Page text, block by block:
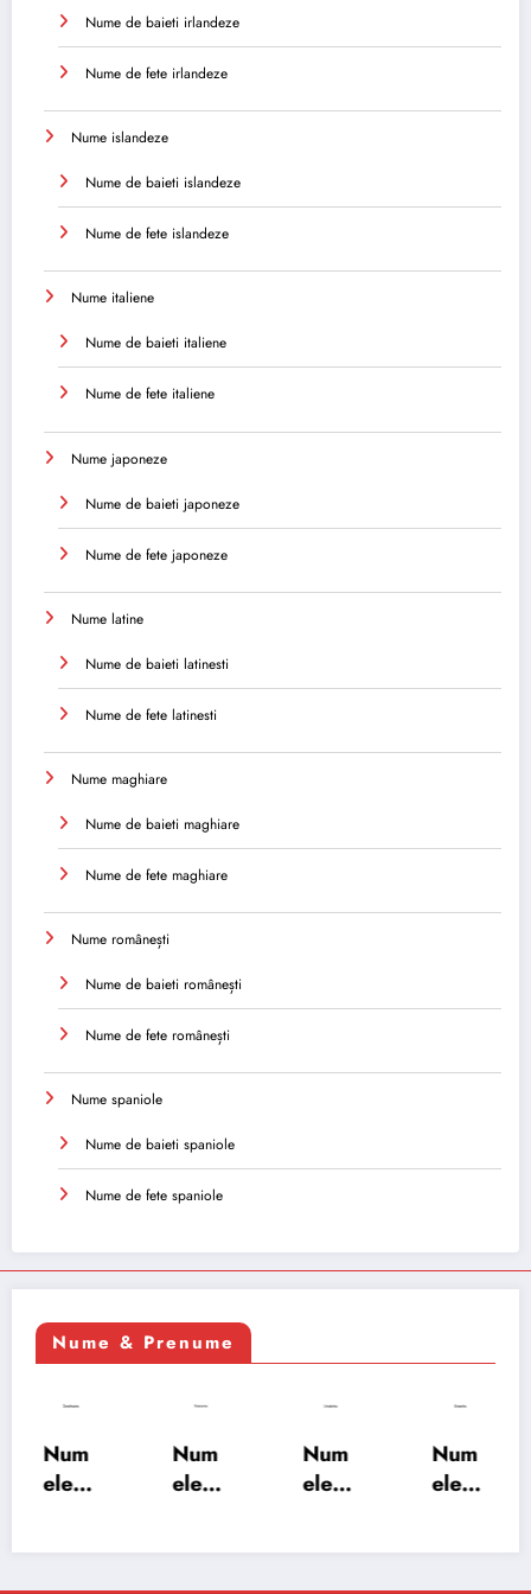
Nume de baieti irlandeze
Nume de fete irlandeze
Nume islandeze
Nume de baieti islandeze
Nume de fete islandeze
Nume italiene
Nume de baieti italiene
Nume de fete italiene
Nume japoneze
Nume de baieti japoneze
Nume de fete japoneze
Nume latine
Nume de baieti latinesti
Nume de fete latinesti
Nume maghiare
Nume de baieti maghiare
Nume de fete maghiare
Nume românești
Nume de baieti românești
Nume de fete românești
Nume spaniole
Nume de baieti spaniole
Nume de fete spaniole
Nume & Prenume
Num
ele
Num
ele
Num
ele
Num
ele